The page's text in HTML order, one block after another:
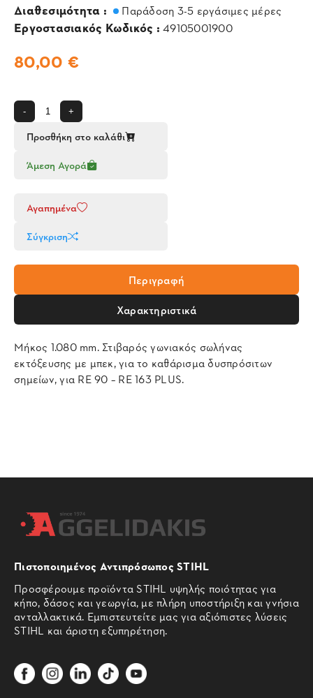
Διαθεσιμότητα : Παράδοση 3-5 εργάσιμες μέρες
Εργοστασιακός Κωδικός : 49105001900
80,00 €
- +
Προσθήκη στο καλάθι
Άμεση Αγορά
Αγαπημένα
Σύγκριση
Περιγραφή
Χαρακτηριστικά
Μήκος 1.080 mm. Στιβαρός γωνιακός σωλήνας
εκτόξευσης με μπεκ, για το καθάρισμα δυσπρόσιτων
σημείων, για RE 90 – RE 163 PLUS.
Πιστοποιημένος Αντιπρόσωπος STIHL
Προσφέρουμε προϊόντα STIHL υψηλής ποιότητας για
κήπο, δάσος και γεωργία, με πλήρη υποστήριξη και γνήσια
ανταλλακτικά. Εμπιστευτείτε μας για αξιόπιστες λύσεις
STIHL και άριστη εξυπηρέτηση.